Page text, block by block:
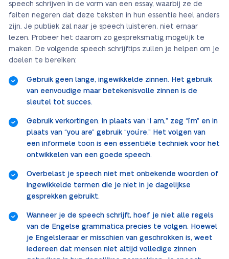
speech schrijven in de vorm van een essay, waarbij ze de
feiten negeren dat deze teksten in hun essentie heel anders
zijn. Je publiek zal naar je speech luisteren, niet ernaar
lezen. Probeer het daarom zo gespreksmatig mogelijk te
maken. De volgende speech schrijftips zullen je helpen om je
doelen te bereiken:
Gebruik geen lange, ingewikkelde zinnen. Het gebruik
van eenvoudige maar betekenisvolle zinnen is de
sleutel tot succes.
Gebruik verkortingen. In plaats van “I am,” zeg “I`m” en in
plaats van “you are” gebruik “you`re.” Het volgen van
een informele toon is een essentiële techniek voor het
ontwikkelen van een goede speech.
Overbelast je speech niet met onbekende woorden of
ingewikkelde termen die je niet in je dagelijkse
gesprekken gebruikt.
Wanneer je de speech schrijft, hoef je niet alle regels
van de Engelse grammatica precies te volgen. Hoewel
je Engelsleraar er misschien van geschrokken is, weet
iedereen dat mensen niet altijd volledige zinnen